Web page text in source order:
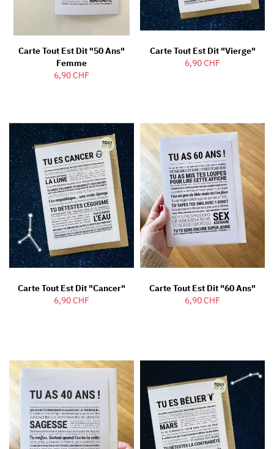
Carte Tout Est Dit "50 Ans"
Femme
6,90 CHF
Carte Tout Est Dit "Vierge"
6,90 CHF
Carte Tout Est Dit "Cancer"
6,90 CHF
Carte Tout Est Dit "60 Ans"
6,90 CHF